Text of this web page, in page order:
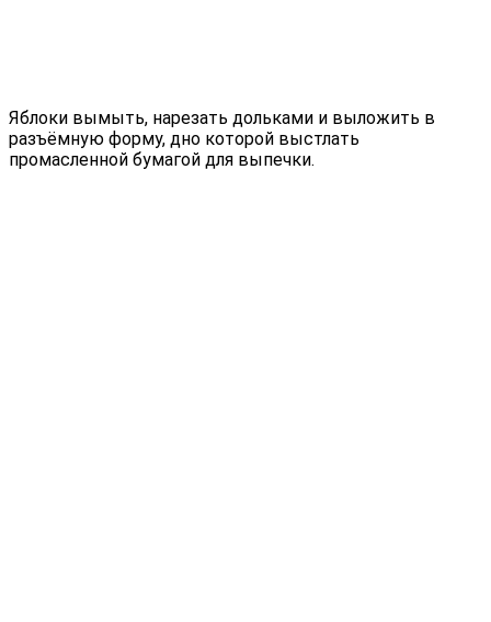
Яблоки вымыть, нарезать дольками и выложить в
разъёмную форму, дно которой выстлать
промасленной бумагой для выпечки.